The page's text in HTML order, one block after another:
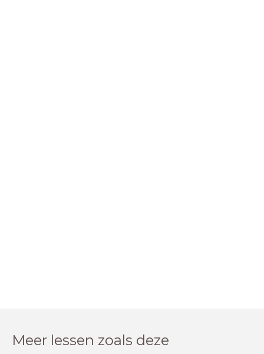
Meer lessen zoals deze